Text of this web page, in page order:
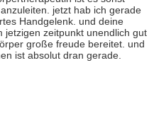
jetzt hab ich gerade
Handgelenk. und deine
jetzigen zeitpunkt unendlich gut
große freude bereitet. und
ist absolut dran gerade.